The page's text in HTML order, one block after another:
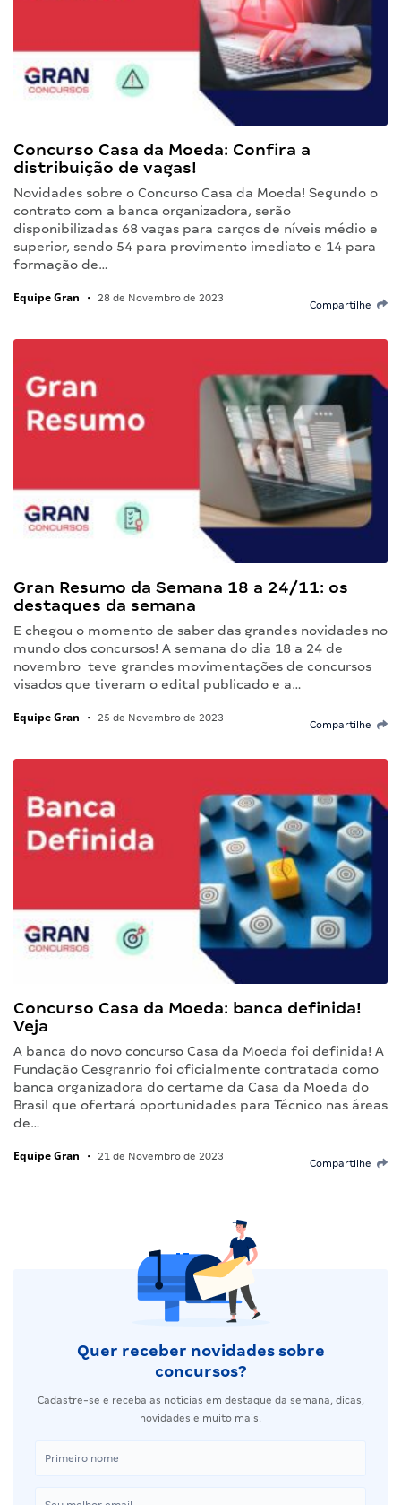
Concurso Casa da Moeda: Confira a
distribuição de vagas!
Novidades sobre o Concurso Casa da Moeda! Segundo o
contrato com a banca organizadora, serão
disponibilizadas 68 vagas para cargos de níveis médio e
superior, sendo 54 para provimento imediato e 14 para
formação de…
Equipe Gran • 28 de Novembro de 2023
Compartilhe
Gran Resumo da Semana 18 a 24/11: os
destaques da semana
E chegou o momento de saber das grandes novidades no
mundo dos concursos! A semana do dia 18 a 24 de
novembro teve grandes movimentações de concursos
visados que tiveram o edital publicado e a…
Equipe Gran • 25 de Novembro de 2023
Compartilhe
Concurso Casa da Moeda: banca definida!
Veja
A banca do novo concurso Casa da Moeda foi definida! A
Fundação Cesgranrio foi oficialmente contratada como
banca organizadora do certame da Casa da Moeda do
Brasil que ofertará oportunidades para Técnico nas áreas
de…
Equipe Gran • 21 de Novembro de 2023
Compartilhe
Quer receber novidades sobre
concursos?
Cadastre-se e receba as notícias em destaque da semana, dicas,
novidades e muito mais.